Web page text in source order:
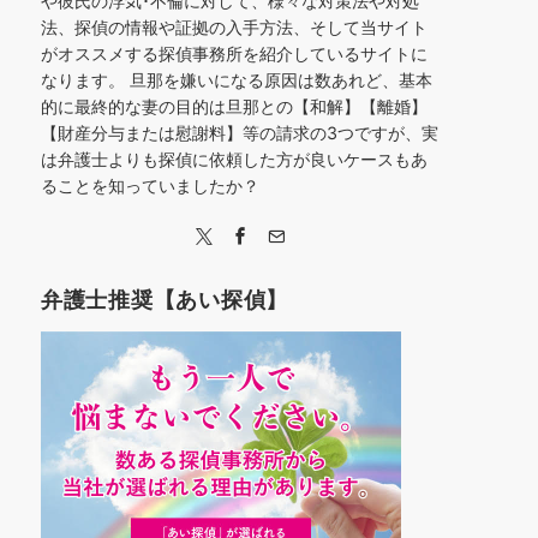
法、探偵の情報や証拠の入手方法、そして当サイト
がオススメする探偵事務所を紹介しているサイトに
なります。 旦那を嫌いになる原因は数あれど、基本
的に最終的な妻の目的は旦那との【和解】【離婚】
【財産分与または慰謝料】等の請求の3つですが、実
は弁護士よりも探偵に依頼した方が良いケースもあ
ることを知っていましたか？
弁護士推奨【あい探偵】